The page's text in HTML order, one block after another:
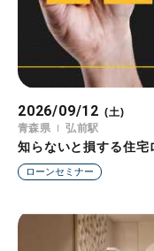
2026/09/12 (土)
青森県
弘前駅
知らないと損する住宅
ローンセミナー